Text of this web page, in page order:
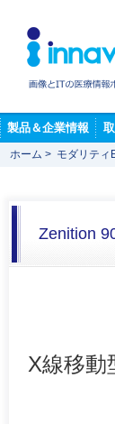
製品＆企業情報
ホーム > モダリティ
Zenition
X線移